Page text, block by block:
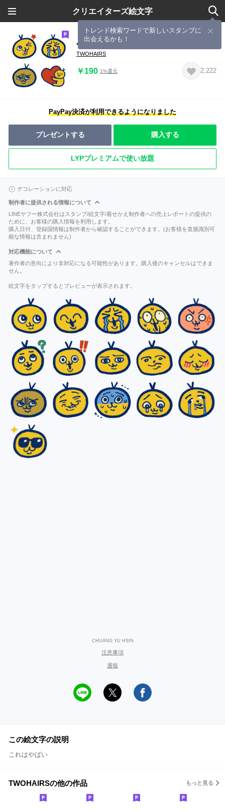
クリエイターズ絵文字
トレンド検索ワードで新しいスタンプに
出会えるかも！
小さい二毛
TWOHAIRS
￥190 1%還元 2,222
PayPay決済が利用できるようになりました
プレゼントする 購入する
LYPプレミアムで使い放題
デコレーションに対応
制作者に提供される情報について
LINEヤフー株式会社はスタンプ/絵文字/着せかえ制作者への売上レポートの提供の
ために、お客様の購入情報を利用します。
購入日付、登録国情報は制作者から確認することができます。(お客様を直接識別可
能な情報は含まれません)
対応機能について
著作者の意向により非対応になる可能性があります。購入後のキャンセルはできま
せん。
絵文字をタップするとプレビューが表示されます。
CHUANG YU HSIN
注意事項
通報
この絵文字の説明
これはやばい
TWOHAIRSの他の作品 もっと見る